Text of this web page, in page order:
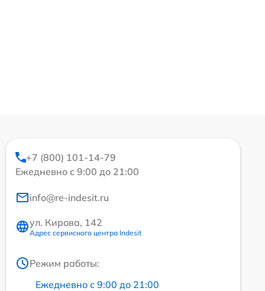
+7 (800) 101-14-79
Ежедневно с 9:00 до 21:00
info@re-indesit.ru
ул. Кирова, 142
Адрес сервисного центра Indesit
Режим работы:
Ежедневно с 9:00 до 21:00